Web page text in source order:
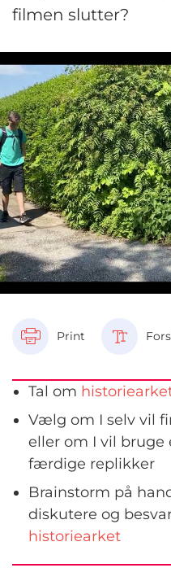
filmen slutter?
Print
Tal om
Vælg om I selv vil
eller om I vil
færdige replikker
Brainstorm på
diskutere og
historiearket